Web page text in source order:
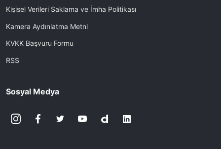
Kişisel Verileri Saklama ve İmha Politikası
Kamera Aydınlatma Metni
KVKK Başvuru Formu
RSS
Sosyal Medya